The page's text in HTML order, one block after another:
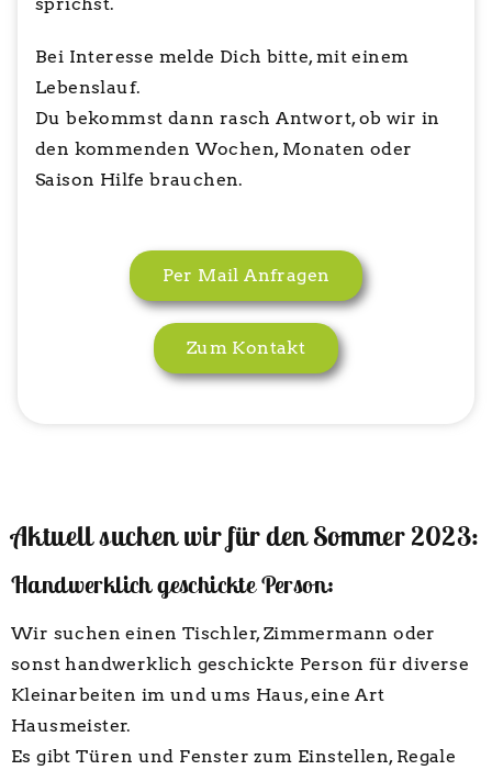
Bei Interesse melde Dich bitte, mit einem
Lebenslauf.
Du bekommst dann rasch Antwort, ob wir in
den kommenden Wochen, Monaten oder
Saison Hilfe brauchen.
Per Mail Anfragen
Zum Kontakt
Aktuell suchen wir für den Sommer 2023:
Handwerklich geschickte Person:
Wir suchen einen Tischler, Zimmermann oder
sonst handwerklich geschickte Person für diverse
Kleinarbeiten im und ums Haus, eine Art
Hausmeister.
Es gibt Türen und Fenster zum Einstellen, Regale